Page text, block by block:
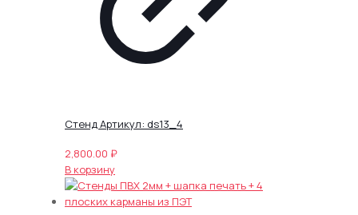
Стенд Артикул: ds13_4
2,800.00 ₽
В корзину